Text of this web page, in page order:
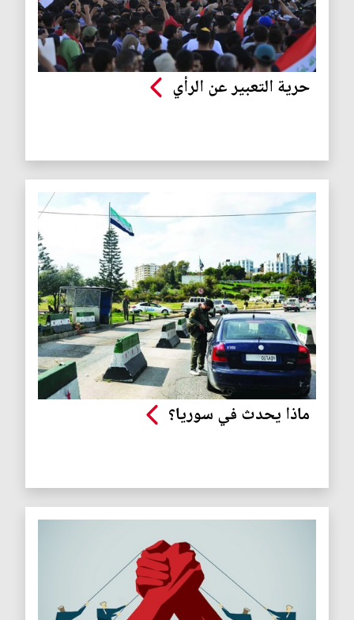
حرية التعبير عن الرأي
ماذا يحدث في سوريا؟